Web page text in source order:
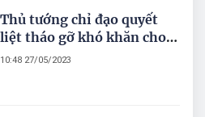
Thủ tướng chỉ đạo quyết
liệt tháo gỡ khó khăn cho
sản xuất, kinh doanh
10:48 27/05/2023